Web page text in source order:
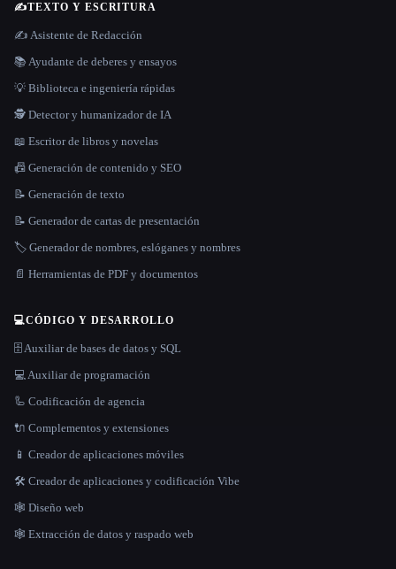
✍️TEXTO Y ESCRITURA
✍️ Asistente de Redacción
📚 Ayudante de deberes y ensayos
💡 Biblioteca e ingeniería rápidas
🕵️ Detector y humanizador de IA
📖 Escritor de libros y novelas
📠 Generación de contenido y SEO
📝 Generación de texto
📝 Generador de cartas de presentación
🏷️ Generador de nombres, eslóganes y nombres
📄 Herramientas de PDF y documentos
💻CÓDIGO Y DESARROLLO
🗄️ Auxiliar de bases de datos y SQL
💻 Auxiliar de programación
🦾 Codificación de agencia
🔌 Complementos y extensiones
📱 Creador de aplicaciones móviles
🛠️ Creador de aplicaciones y codificación Vibe
🕸 Diseño web
🕸️ Extracción de datos y raspado web